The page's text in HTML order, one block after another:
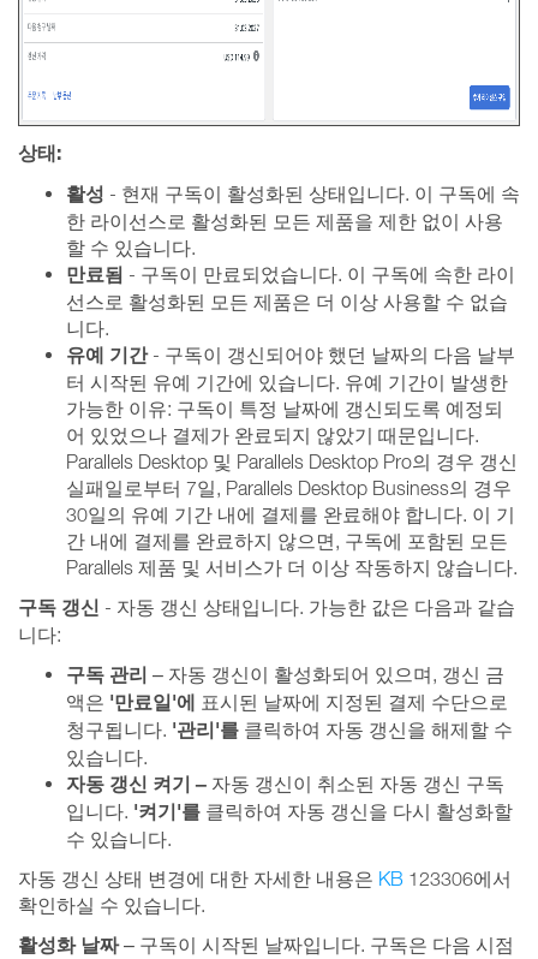
상태:
활성 - 현재 구독이 활성화된 상태입니다. 이 구독에 속
한 라이선스로 활성화된 모든 제품을 제한 없이 사용
할 수 있습니다.
만료됨 - 구독이 만료되었습니다. 이 구독에 속한 라이
선스로 활성화된 모든 제품은 더 이상 사용할 수 없습
니다.
유예 기간- 구독이 갱신되어야 했던 날짜의 다음 날부
터 시작된 유예 기간에 있습니다. 유예 기간이 발생한
가능한 이유: 구독이 특정 날짜에 갱신되도록 예정되
어 있었으나 결제가 완료되지 않았기 때문입니다.
Parallels Desktop 및 Parallels Desktop Pro의 경우 갱신
실패일로부터 7일, Parallels Desktop Business의 경우
30일의 유예 기간 내에 결제를 완료해야 합니다. 이 기
간 내에 결제를 완료하지 않으면, 구독에 포함된 모든
Parallels 제품 및 서비스가 더 이상 작동하지 않습니다.
구독 갱신 - 자동 갱신 상태입니다. 가능한 값은 다음과 같습
니다:
구독 관리 – 자동 갱신이 활성화되어 있으며, 갱신 금
액은 '만료일'에 표시된 날짜에 지정된 결제 수단으로
청구됩니다. '관리'를 클릭하여 자동 갱신을 해제할 수
있습니다.
자동 갱신 켜기 – 자동 갱신이 취소된 자동 갱신 구독
입니다. '켜기'를 클릭하여 자동 갱신을 다시 활성화할
수 있습니다.
자동 갱신 상태 변경에 대한 자세한 내용은 KB 123306에서
확인하실 수 있습니다.
활성화 날짜– 구독이 시작된 날짜입니다. 구독은 다음 시점